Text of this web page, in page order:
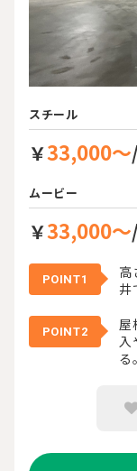
スチール
￥33,000～
ムービー
￥33,000～
POINT1
高
井
POINT2
屋
入
る。